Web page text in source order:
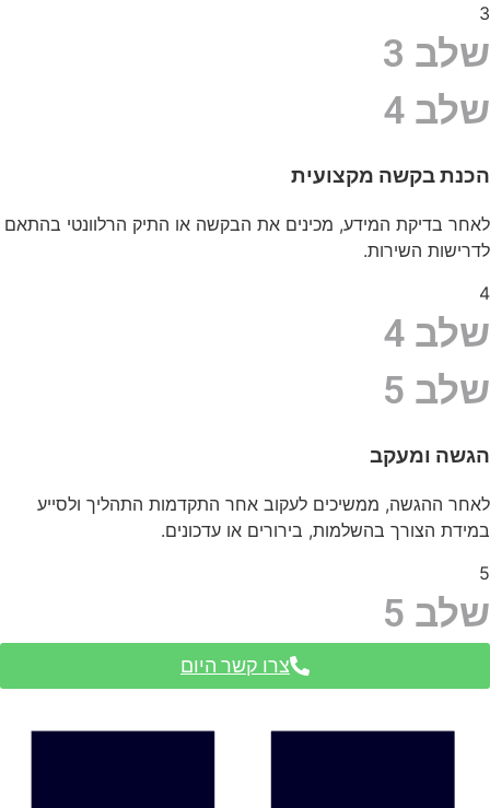
3
שלב 3
שלב 4
הכנת בקשה מקצועית
לאחר בדיקת המידע, מכינים את הבקשה או התיק הרלוונטי בהתאם
לדרישות השירות.
4
שלב 4
שלב 5
הגשה ומעקב
לאחר ההגשה, ממשיכים לעקוב אחר התקדמות התהליך ולסייע
במידת הצורך בהשלמות, בירורים או עדכונים.
5
שלב 5
צרו קשר היום